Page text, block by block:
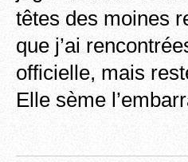
têtes des moines
que j’ai
officielle, mais
Elle sème